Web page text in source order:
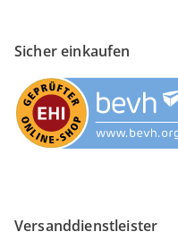
Sicher einkaufen
Versanddienstleister